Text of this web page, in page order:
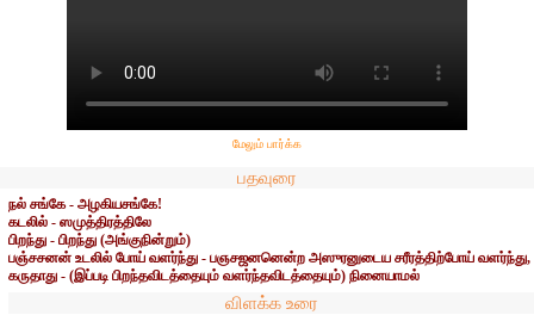
மேலும் பார்க்க
பதவுரை
நல் சங்கே - அழகியசங்கே!
கடலில் - ஸமுத்திரத்திலே
பிறந்து - பிறந்து (அங்குநின்றும்)
பஞ்சசனன் உடலில் போய் வளர்ந்து - பஞசஜனனென்ற அஸுரனுடைய சரீரத்திற்போய் வளர்ந்து,
கருதாது - (இப்படி பிறந்தவிடத்தையும் வளர்ந்தவிடத்தையும்) நினையாமல்
விளக்க உரை